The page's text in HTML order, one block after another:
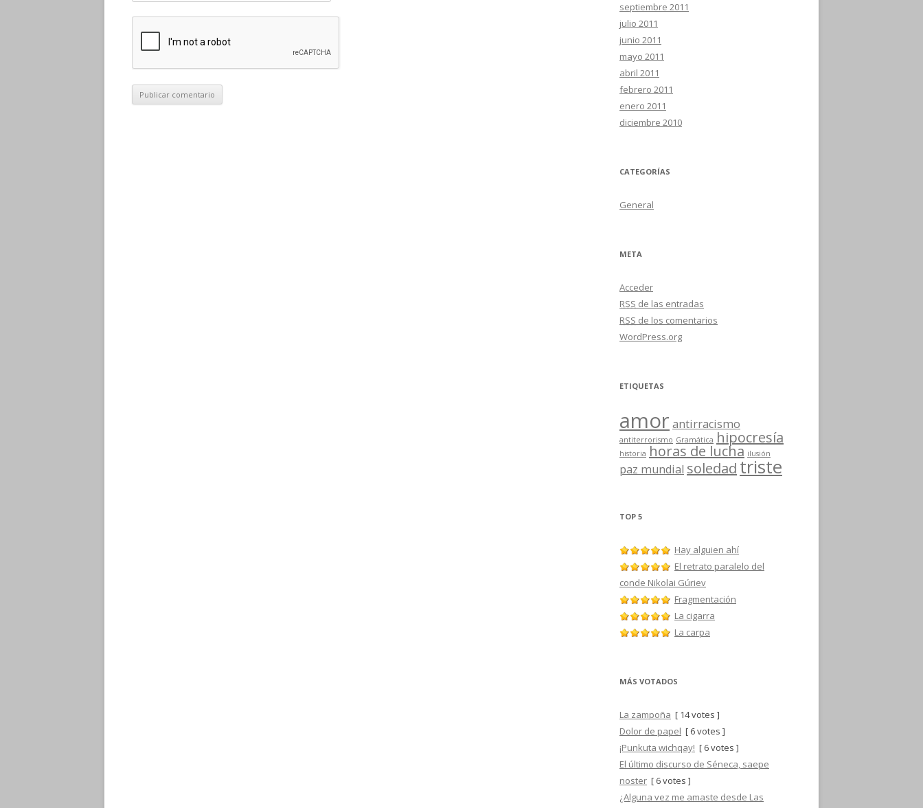
septiembre 2011
julio 2011
junio 2011
mayo 2011
abril 2011
febrero 2011
enero 2011
diciembre 2010
CATEGORÍAS
General
META
Acceder
RSS de las entradas
RSS de los comentarios
WordPress.org
ETIQUETAS
amor antirracismo
antiterrorismo Gramática hipocresía
historia horas de lucha ilusión
paz mundial soledad triste
TOP 5
Hay alguien ahí
El retrato paralelo del
conde Nikolai Gúriev
Fragmentación
La cigarra
La carpa
MÁS VOTADOS
La zampoña [ 14 votes ]
Dolor de papel [ 6 votes ]
¡Punkuta wichqay! [ 6 votes ]
El último discurso de Séneca, saepe
noster [ 6 votes ]
¿Alguna vez me amaste desde Las